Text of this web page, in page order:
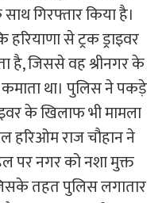
गिरफ्तार किया है।
से ट्रक ड्राइवर
है, जिससे वह श्रीनगर के
था। पुलिस ने पकड़े
के खिलाफ भी मामला
हरिओम राज चौहान ने
पर नगर को नशा मुक्त
तहत पुलिस लगातार